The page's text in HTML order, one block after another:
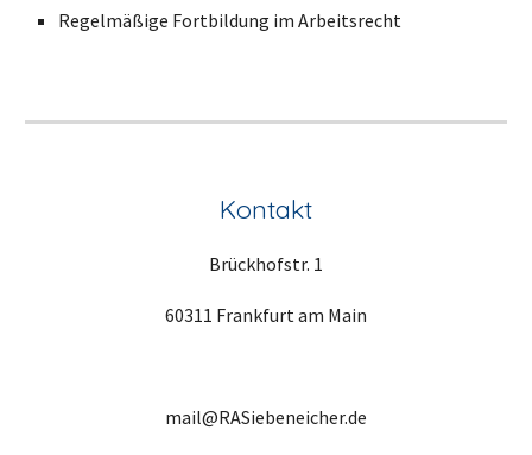
Regelmäßige Fortbildung im Arbeitsrecht
Kontakt
Brückhofstr. 1
60311 Frankfurt am Main
mail@RASiebeneicher.de